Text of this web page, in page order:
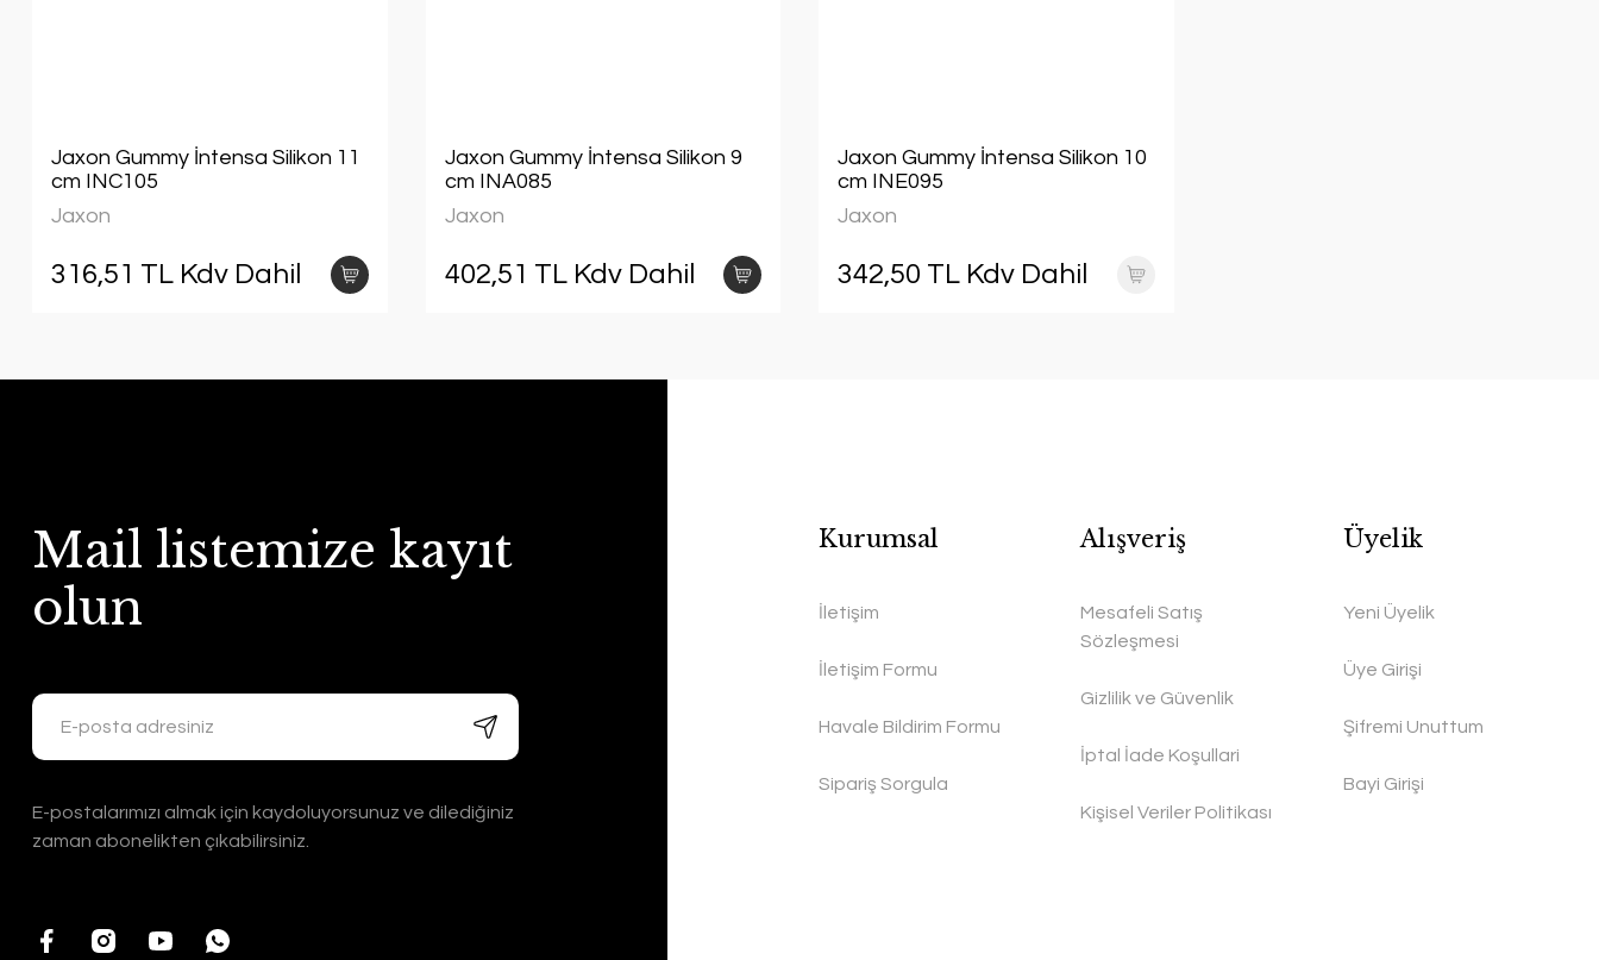
Jaxon Gummy İntensa Silikon 11
cm INC105
Jaxon
316,51 TL Kdv Dahil
Jaxon Gummy İntensa Silikon 9
cm INA085
Jaxon
402,51 TL Kdv Dahil
Jaxon Gummy İntensa Silikon 10
cm INE095
Jaxon
342,50 TL Kdv Dahil
Mail listemize kayıt
olun
E-postalarımızı almak için kaydoluyorsunuz ve dilediğiniz
zaman abonelikten çıkabilirsiniz.
Kurumsal
İletişim
İletişim Formu
Havale Bildirim Formu
Sipariş Sorgula
Alışveriş
Mesafeli Satış
Sözleşmesi
Gizlilik ve Güvenlik
İptal İade Koşullari
Kişisel Veriler Politikası
Üyelik
Yeni Üyelik
Üye Girişi
Şifremi Unuttum
Bayi Girişi